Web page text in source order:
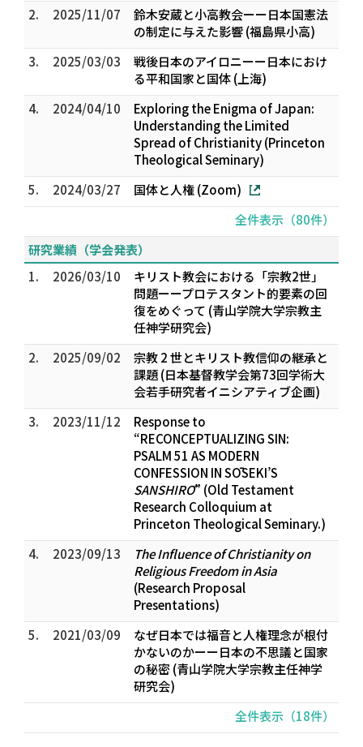
2.
2025/11/07
鈴木安蔵と小高教会ーー日本国憲法
の制定に与えた影響 (福島県小高)
3.
2025/03/03
戦後日本のアイロニーー日本におけ
る平和国家と国体 (上海)
4.
2024/04/10
Exploring the Enigma of Japan:
Understanding the Limited
Spread of Christianity (Princeton
Theological Seminary)
5.
2024/03/27
国体と人権 (Zoom)
全件表示（80件）
研究業績（学会発表）
1.
2026/03/10
キリスト教会における「宗教2世」
問題ーープロテスタント的要素の回
復をめぐって (青山学院大学宗教主
任神学研究会)
2.
2025/09/02
宗教 2 世とキリスト教――信仰の継承と
課題―― (日本基督教学会第73回学術大
会若手研究者イニシアティブ企画)
3.
2023/11/12
Response to
“RECONCEPTUALIZING SIN:
PSALM 51 AS MODERN
CONFESSION IN SŌSEKI’S
SANSHIRŌ” (Old Testament
Research Colloquium at
Princeton Theological Seminary.)
4.
2023/09/13
The Influence of Christianity on
Religious Freedom in Asia
(Research Proposal
Presentations)
5.
2021/03/09
なぜ日本では福音と人権理念が根付
かないのかーー日本の不思議と国家
の秘密 (青山学院大学宗教主任神学
研究会)
全件表示（18件）